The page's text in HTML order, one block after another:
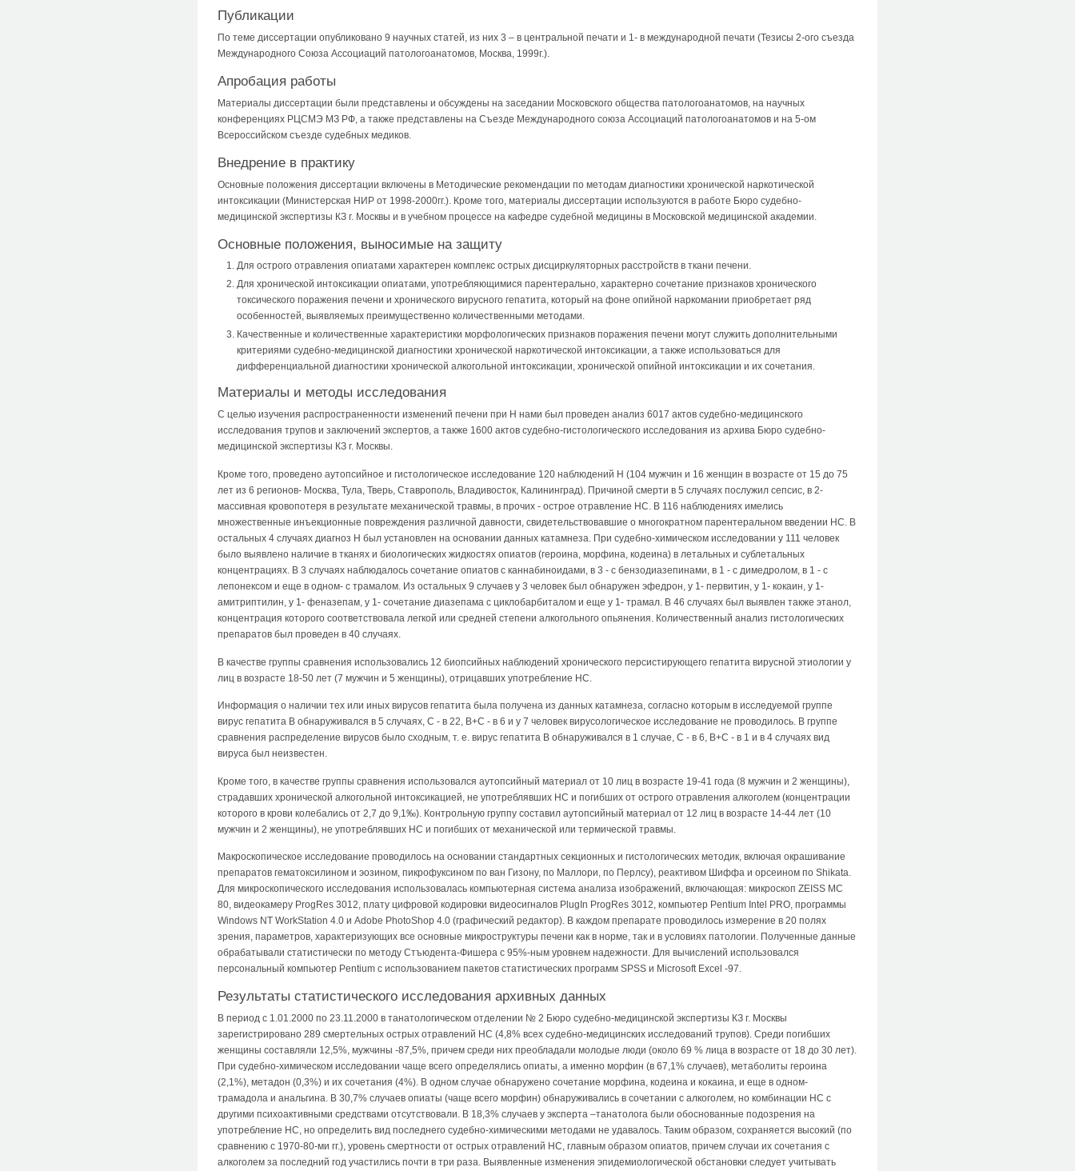
Публикации
По теме диссертации опубликовано 9 научных статей, из них 3 – в центральной печати и 1- в международной печати (Тезисы 2-ого съезда
Международного Союза Ассоциаций патологоанатомов, Москва, 1999г.).
Апробация работы
Материалы диссертации были представлены и обсуждены на заседании Московского общества патологоанатомов, на научных
конференциях РЦСМЭ МЗ РФ, а также представлены на Съезде Международного союза Ассоциаций патологоанатомов и на 5-ом
Всероссийском съезде судебных медиков.
Внедрение в практику
Основные положения диссертации включены в Методические рекомендации по методам диагностики хронической наркотической
интоксикации (Министерская НИР от 1998-2000гг.). Кроме того, материалы диссертации используются в работе Бюро судебно-
медицинской экспертизы КЗ г. Москвы и в учебном процессе на кафедре судебной медицины в Московской медицинской академии.
Основные положения, выносимые на защиту
Для острого отравления опиатами характерен комплекс острых дисциркуляторных расстройств в ткани печени.
Для хронической интоксикации опиатами, употребляющимися парентерально, характерно сочетание признаков хронического
токсического поражения печени и хронического вирусного гепатита, который на фоне опийной наркомании приобретает ряд
особенностей, выявляемых преимущественно количественными методами.
Качественные и количественные характеристики морфологических признаков поражения печени могут служить дополнительными
критериями судебно-медицинской диагностики хронической наркотической интоксикации, а также использоваться для
дифференциальной диагностики хронической алкогольной интоксикации, хронической опийной интоксикации и их сочетания.
Материалы и методы исследования
С целью изучения распространенности изменений печени при Н нами был проведен анализ 6017 актов судебно-медицинского
исследования трупов и заключений экспертов, а также 1600 актов судебно-гистологического исследования из архива Бюро судебно-
медицинской экспертизы КЗ г. Москвы.
Кроме того, проведено аутопсийное и гистологическое исследование 120 наблюдений Н (104 мужчин и 16 женщин в возрасте от 15 до 75
лет из 6 регионов- Москва, Тула, Тверь, Ставрополь, Владивосток, Калининград). Причиной смерти в 5 случаях послужил сепсис, в 2-
массивная кровопотеря в результате механической травмы, в прочих - острое отравление НС. В 116 наблюдениях имелись
множественные инъекционные повреждения различной давности, свидетельствовавшие о многократном парентеральном введении НС. В
остальных 4 случаях диагноз Н был установлен на основании данных катамнеза. При судебно-химическом исследовании у 111 человек
было выявлено наличие в тканях и биологических жидкостях опиатов (героина, морфина, кодеина) в летальных и сублетальных
концентрациях. В 3 случаях наблюдалось сочетание опиатов с каннабиноидами, в 3 - с бензодиазепинами, в 1 - c димедролом, в 1 - с
лепонексом и еще в одном- с трамалом. Из остальных 9 случаев у 3 человек был обнаружен эфедрон, у 1- первитин, у 1- кокаин, у 1-
амитриптилин, у 1- феназепам, у 1- сочетание диазепама с циклобарбиталом и еще у 1- трамал. В 46 случаях был выявлен также этанол,
концентрация которого соответствовала легкой или средней степени алкогольного опьянения. Количественный анализ гистологических
препаратов был проведен в 40 случаях.
В качестве группы сравнения использовались 12 биопсийных наблюдений хронического персистирующего гепатита вирусной этиологии у
лиц в возрасте 18-50 лет (7 мужчин и 5 женщины), отрицавших употребление НС.
Информация о наличии тех или иных вирусов гепатита была получена из данных катамнеза, согласно которым в исследуемой группе
вирус гепатита В обнаруживался в 5 случаях, С - в 22, В+С - в 6 и у 7 человек вирусологическое исследование не проводилось. В группе
сравнения распределение вирусов было сходным, т. е. вирус гепатита В обнаруживался в 1 случае, С - в 6, В+С - в 1 и в 4 случаях вид
вируса был неизвестен.
Кроме того, в качестве группы сравнения использовался аутопсийный материал от 10 лиц в возрасте 19-41 года (8 мужчин и 2 женщины),
страдавших хронической алкогольной интоксикацией, не употреблявших НС и погибших от острого отравления алкоголем (концентрации
которого в крови колебались от 2,7 до 9,1‰). Контрольную группу составил аутопсийный материал от 12 лиц в возрасте 14-44 лет (10
мужчин и 2 женщины), не употреблявших НС и погибших от механической или термической травмы.
Макроскопическое исследование проводилось на основании стандартных секционных и гистологических методик, включая окрашивание
препаратов гематоксилином и эозином, пикрофуксином по ван Гизону, по Маллори, по Перлсу), реактивом Шиффа и орсеином по Shikata.
Для микроскопического исследования использовалась компьютерная система анализа изображений, включающая: микроскоп ZEISS MC
80, видеокамеру ProgRes 3012, плату цифровой кодировки видеосигналов PlugIn ProgRes 3012, компьютер Pentium Intel PRO, программы
Windows NT WorkStation 4.0 и Adobe PhotoShop 4.0 (графический редактор). В каждом препарате проводилось измерение в 20 полях
зрения, параметров, характеризующих все основные микроструктуры печени как в норме, так и в условиях патологии. Полученные данные
обрабатывали статистически по методу Стъюдента-Фишера с 95%-ным уровнем надежности. Для вычислений использовался
персональный компьютер Pentium с использованием пакетов статистических программ SPSS и Microsoft Excel -97.
Результаты статистического исследования архивных данных
В период с 1.01.2000 по 23.11.2000 в танатологическом отделении № 2 Бюро судебно-медицинской экспертизы КЗ г. Москвы
зарегистрировано 289 смертельных острых отравлений НС (4,8% всех судебно-медицинских исследований трупов). Среди погибших
женщины составляли 12,5%, мужчины -87,5%, причем среди них преобладали молодые люди (около 69 % лица в возрасте от 18 до 30 лет).
При судебно-химическом исследовании чаще всего определялись опиаты, а именно морфин (в 67,1% случаев), метаболиты героина
(2,1%), метадон (0,3%) и их сочетания (4%). В одном случае обнаружено сочетание морфина, кодеина и кокаина, и еще в одном-
трамадола и анальгина. В 30,7% случаев опиаты (чаще всего морфин) обнаруживались в сочетании с алкоголем, но комбинации НС с
другими психоактивными средствами отсутствовали. В 18,3% случаев у эксперта –танатолога были обоснованные подозрения на
употребление НС, но определить вид последнего судебно-химическими методами не удавалось. Таким образом, сохраняется высокий (по
сравнению с 1970-80-ми гг.), уровень смертности от острых отравлений НС, главным образом опиатов, причем случаи их сочетания с
алкоголем за последний год участились почти в три раза. Выявленные изменения эпидемиологической обстановки следует учитывать